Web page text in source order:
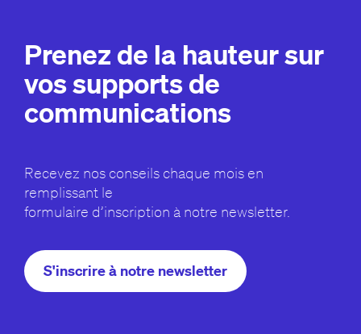
Prenez de la hauteur sur
vos supports de
communications
Recevez nos conseils chaque mois en
remplissant le
formulaire d’inscription à notre newsletter.
S'inscrire à notre newsletter